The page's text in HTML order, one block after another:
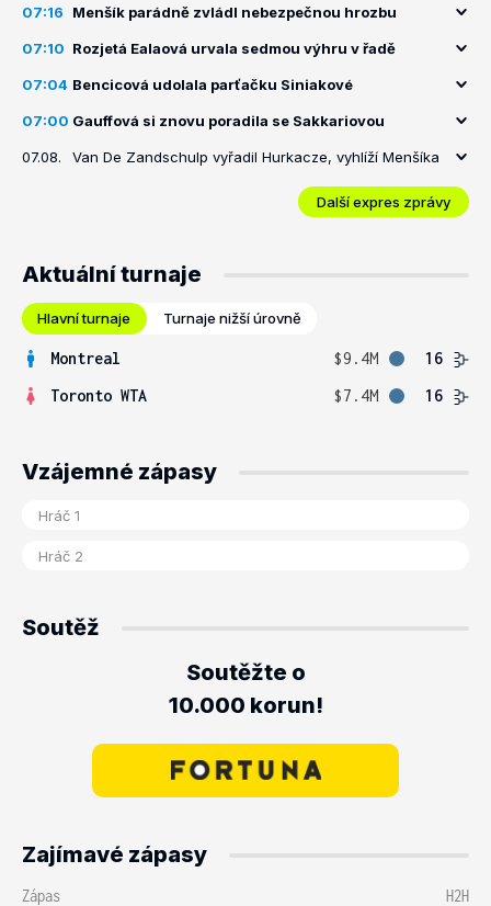
07:16 Menšík parádně zvládl nebezpečnou hrozbu
07:10 Rozjetá Ealaová urvala sedmou výhru v řadě
07:04 Bencicová udolala parťačku Siniakové
07:00 Gauffová si znovu poradila se Sakkariovou
07.08. Van De Zandschulp vyřadil Hurkacze, vyhlíží Menšíka
Další expres zprávy
Aktuální turnaje
Hlavní turnaje Turnaje nižší úrovně
Montreal $9.4M
16
Toronto WTA
$7.4M 16
Vzájemné zápasy
Soutěž
Soutěžte o
10.000 korun!
Zajímavé zápasy
Zápas
H2H